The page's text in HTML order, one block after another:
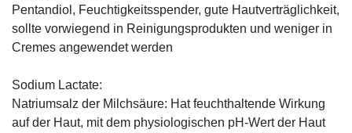
Pentandiol, Feuchtigkeitsspender, gute Hautverträglichkeit,
sollte vorwiegend in Reinigungsprodukten und weniger in
Cremes angewendet werden
Sodium Lactate:
Natriumsalz der Milchsäure: Hat feuchthaltende Wirkung
auf der Haut, mit dem physiologischen pH-Wert der Haut